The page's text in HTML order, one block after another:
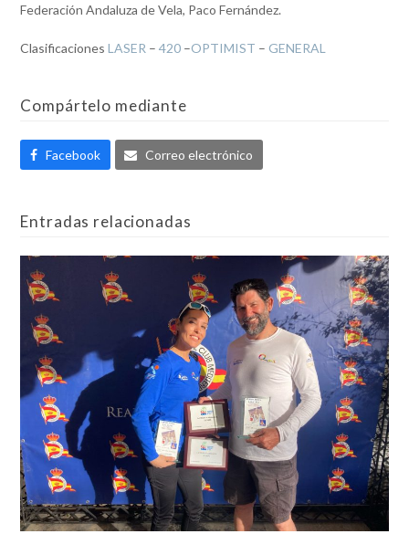
Federación Andaluza de Vela, Paco Fernández.
ClasificacionesLASER –420 –OPTIMIST – GENERAL
Compártelo mediante
Facebook Correo electrónico
Entradas relacionadas